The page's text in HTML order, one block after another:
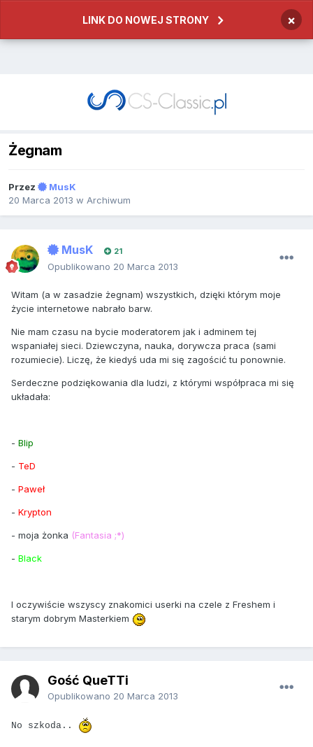
LINK DO NOWEJ STRONY ×
Żegnam
Przez
MusK
20 Marca 2013 w Archiwum
MusK 21
Opublikowano 20 Marca 2013
Witam (a w zasadzie żegnam) wszystkich, dzięki którym moje
życie internetowe nabrało barw.
Nie mam czasu na bycie moderatorem jak i adminem tej
wspaniałej sieci. Dziewczyna, nauka, dorywcza praca (sami
rozumiecie). Liczę, że kiedyś uda mi się zagościć tu ponownie.
Serdeczne podziękowania dla ludzi, z którymi współpraca mi się
układała:
- Blip
- TeD
- Paweł
- Krypton
- moja żonka (Fantasia ;*)
- Black
I oczywiście wszyscy znakomici userki na czele z Freshem i
starym dobrym Masterkiem
Gość QueTTi
Opublikowano 20 Marca 2013
No szkoda..